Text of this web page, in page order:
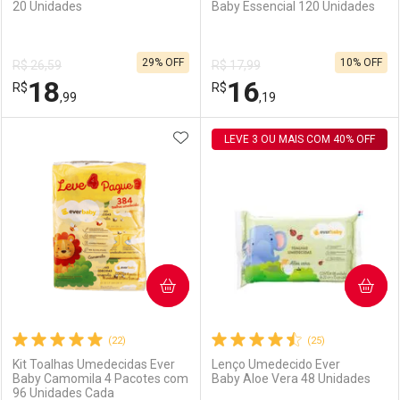
Comprar sem Desconto
Por R$ 39,99/cada
Comprar sem Desconto
Por R$ 39,99/cada
Comprar sem Desconto
Por R$ 39,99/cada
Comprar sem Desconto
Por R$ 39,99/cada
20 Unidades
R$ 26,59
R$18,99
29% OFF
FECHAR
Laboratório
FECHAR
Por Menos
Baby Essencial 120 Unidades
R$ 17,99
R$16,19
10% OFF
(22)
Kit Toalhas Umedecidas Ever
Baby Camomila 4 Pacotes com
96 Unidades Cada
ADICIONAR AOS FAVORITOS
COMPRAR
(25)
Lenço Umedecido Ever
Baby Aloe Vera 48 Unidades
LEVE 3 OU MAIS COM 40% OFF
COMPRAR